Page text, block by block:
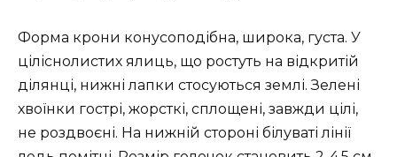
Форма крони конусоподібна, широка, густа. У
ціліснолистих ялиць, що ростуть на відкритій
ділянці, нижні лапки стосуються землі. Зелені
хвоїнки гострі, жорсткі, сплощені, завжди цілі,
не роздвоєні. На нижній стороні білуваті лінії